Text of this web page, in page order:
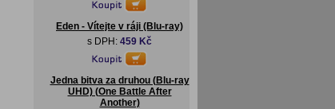
Eden - Vítejte v ráji (Blu-ray)
s DPH: 459 Kč
Jedna bitva za druhou (Blu-ray
UHD) (One Battle After
Another)